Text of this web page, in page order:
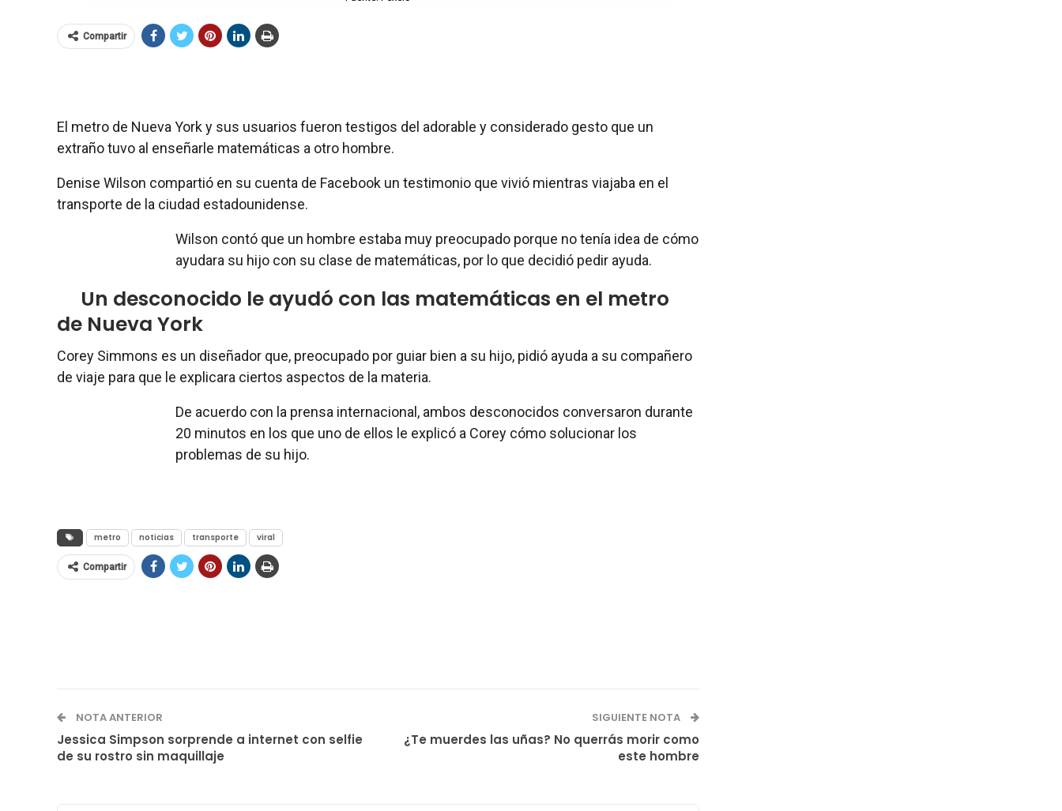
Compartir
El metro de Nueva York y sus usuarios fueron testigos del adorable y considerado gesto que un
extraño tuvo al enseñarle matemáticas a otro hombre.
Denise Wilson compartió en su cuenta de Facebook un testimonio que vivió mientras viajaba en el
transporte de la ciudad estadounidense.
Wilson contó que un hombre estaba muy preocupado porque no tenía idea de cómo
ayudara su hijo con su clase de matemáticas, por lo que decidió pedir ayuda.
Un desconocido le ayudó con las matemáticas en el metro
de Nueva York
Corey Simmons es un diseñador que, preocupado por guiar bien a su hijo, pidió ayuda a su compañero
de viaje para que le explicara ciertos aspectos de la materia.
De acuerdo con la prensa internacional, ambos desconocidos conversaron durante
20 minutos en los que uno de ellos le explicó a Corey cómo solucionar los
problemas de su hijo.
metro noticias transporte viral
Compartir
NOTA ANTERIOR
Jessica Simpson sorprende a internet con selfie
de su rostro sin maquillaje
SIGUIENTE NOTA
¿Te muerdes las uñas? No querrás morir como
este hombre